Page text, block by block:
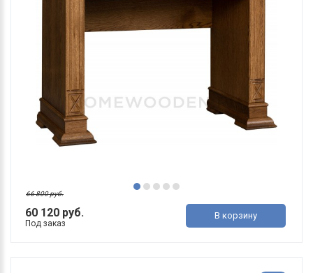
60 120 руб.
66 800 руб.
Под заказ
В корзину